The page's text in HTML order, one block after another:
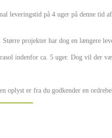
leveringstid på 4 uger på denne tid
projekter har dog en længere
indenfor ca. 5 uger. Dog vil der
oplyst er fra du godkender en